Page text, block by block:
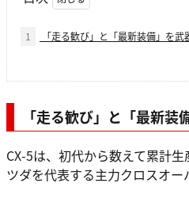
1 「走る歓び」と「最新装備」を武
「走る歓び」と「最新
CX-5は、初代から数えて累計
ツダを代表する主力クロスオー